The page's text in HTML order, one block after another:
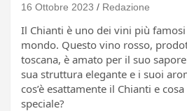
16 Ottobre 2023 Redazione
Il Chianti è uno dei vini più
mondo. Questo vino rosso,
toscana, è amato per il suo
sua struttura elegante e i suoi
cos’è esattamente il Chianti e
speciale?